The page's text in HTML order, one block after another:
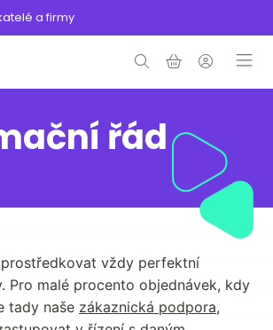
a firmy
řád
vždy perfektní
Pro malé procento objednávek, kdy
tady naše zákaznická podpora,